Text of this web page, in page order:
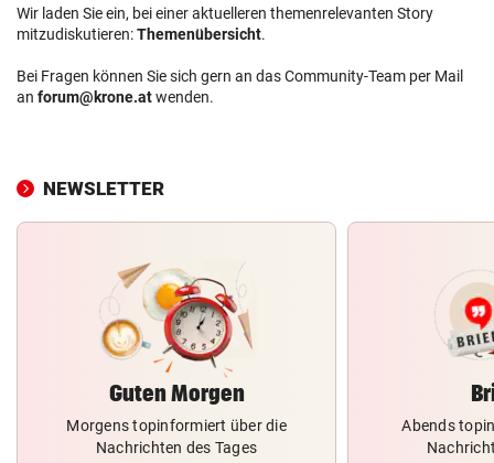
Wir laden Sie ein, bei einer aktuelleren themenrelevanten Story
mitzudiskutieren:Themenübersicht.
Bei Fragen können Sie sich gern an das Community-Team per Mail
an forum@krone.atwenden.
NEWSLETTER
Guten Morgen
Morgens topinformiert über die
Nachrichten des Tages
Abends